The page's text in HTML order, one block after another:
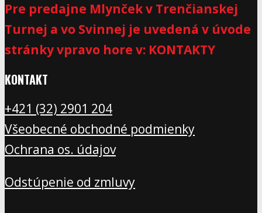
Pre predajne Mlynček v Trenčianskej
Turnej a vo Svinnej je uvedená v úvode
stránky vpravo hore v: KONTAKTY
KONTAKT
+421 (32) 2901 204
Všeobecné obchodné podmienky
Ochrana os. údajov
Odstúpenie od zmluvy